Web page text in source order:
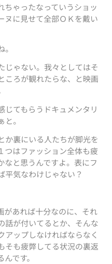
ちゃったなっていうショッ
ヌに見せて全部ＯＫを戴い
じゃない。我々としてはそ
ころが観れたらな、と映画
じてもらうドキュメンタリ
。
か裏にいる人たちが脚光を
つはファッション全体も疲
なと思うんですよ。表にフ
平気なわけじゃない？
があれば十分なのに、それ
話が付いてるとか、そんな
アップしなければならなく
そも疲弊してる状況の裏返
です。